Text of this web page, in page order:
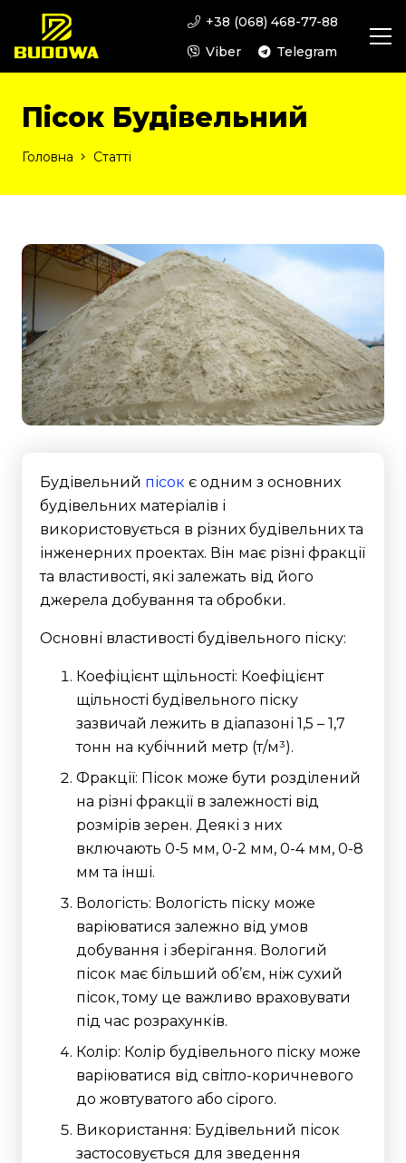
+38 (068) 468-77-88
Viber
Telegram
Пісок Будівельний
Головна Статті
Будівельний пісок є одним з основних
будівельних матеріалів і
використовується в різних будівельних та
інженерних проектах. Він має різні фракції
та властивості, які залежать від його
джерела добування та обробки.
Основні властивості будівельного піску:
Коефіцієнт щільності: Коефіцієнт
щільності будівельного піску
зазвичай лежить в діапазоні 1,5 – 1,7
тонн на кубічний метр (т/м³).
Фракції: Пісок може бути розділений
на різні фракції в залежності від
розмірів зерен. Деякі з них
включають 0-5 мм, 0-2 мм, 0-4 мм, 0-8
мм та інші.
Вологість: Вологість піску може
варіюватися залежно від умов
добування і зберігання. Вологий
пісок має більший об’єм, ніж сухий
пісок, тому це важливо враховувати
під час розрахунків.
Колір: Колір будівельного піску може
варіюватися від світло-коричневого
до жовтуватого або сірого.
Використання: Будівельний пісок
застосовується для зведення